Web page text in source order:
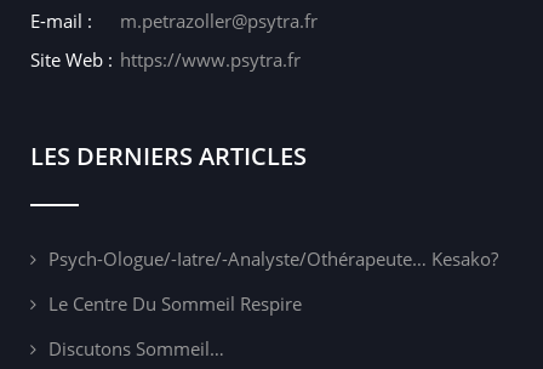
E-mail :
m.petrazoller@psytra.fr
Site Web : https://www.psytra.fr
LES DERNIERS ARTICLES
Psych-Ologue/-Iatre/-Analyste/othérapeute… Kesako?
Le Centre Du Sommeil Respire
Discutons Sommeil…